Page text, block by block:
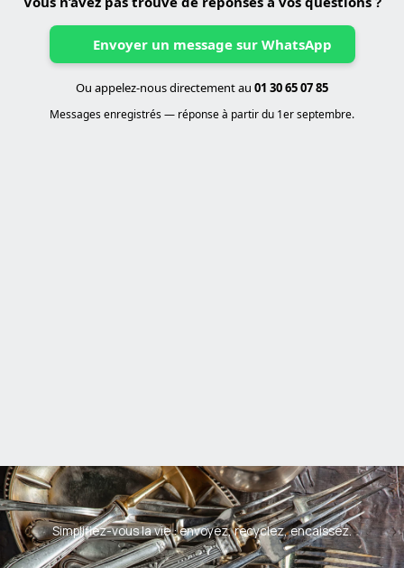
Envoyer un message sur WhatsApp
Ou appelez-nous directement au 01 30 65 07 85
Messages enregistrés — réponse à partir du 1er septembre.
Simplifiez-vous la vie : envoyez, recyclez, encaissez.